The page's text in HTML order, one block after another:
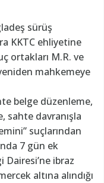
sürüş
KKTC ehliyetine
ortakları M.R. ve
mahkemeye
belge düzenleme,
sahte davranışla
suçlarından
7 gün ek
Dairesi’ne ibraz
altına alındığı